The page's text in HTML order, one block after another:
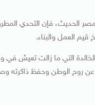
في تاريخ مصر الحديث، فإن التحدي
العمل والبناء.
التي ما زالت تعيش في
عن روح الوطن وحفظ ذاكرته